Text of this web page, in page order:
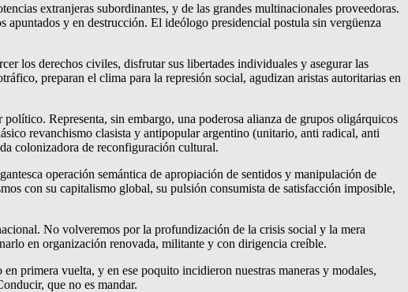
extranjeras subordinantes, y de las grandes multinacionales proveedoras.
apuntados y en destrucción. El ideólogo presidencial postula sin vergüenza
los derechos civiles, disfrutar sus libertades individuales y asegurar las
preparan el clima para la represión social, agudizan aristas autoritarias en
Representa, sin embargo, una poderosa alianza de grupos oligárquicos
revanchismo clasista y antipopular argentino (unitario, anti radical, anti
colonizadora de reconfiguración cultural.
operación semántica de apropiación de sentidos y manipulación de
con su capitalismo global, su pulsión consumista de satisfacción imposible,
No volveremos por la profundización de la crisis social y la mera
en organización renovada, militante y con dirigencia creíble.
primera vuelta, y en ese poquito incidieron nuestras maneras y modales,
que no es mandar.